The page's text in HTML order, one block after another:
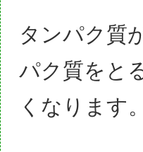
タンパク質
パク質をと
くなります。